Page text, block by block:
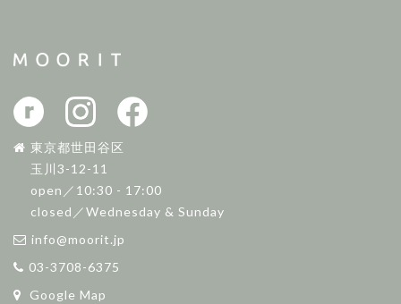
東京都世田谷区
玉川3-12-11
open／10:30 - 17:00
closed／Wednesday & Sunday
info@moorit.jp
03-3708-6375
Google Map